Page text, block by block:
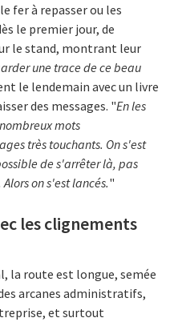
fer à repasser ou les
le premier jour, de
le stand, montrant leur
une trace de ce beau
le lendemain avec un livre
des messages. "En les
mots
très touchants. On s'est
de s'arrêter là, pas
on s'est lancés."
les clignements
la route est longue, semée
arcanes administratifs,
et surtout